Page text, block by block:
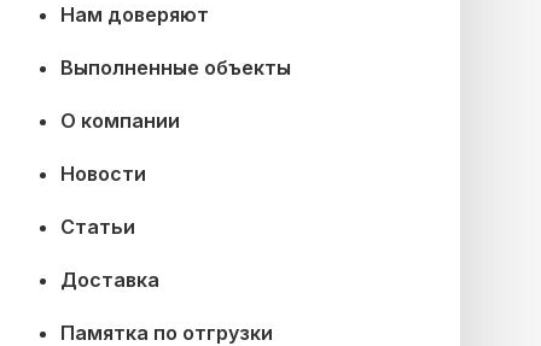
Нам доверяют
Выполненные объекты
О компании
Новости
Статьи
Доставка
Памятка по отгрузки